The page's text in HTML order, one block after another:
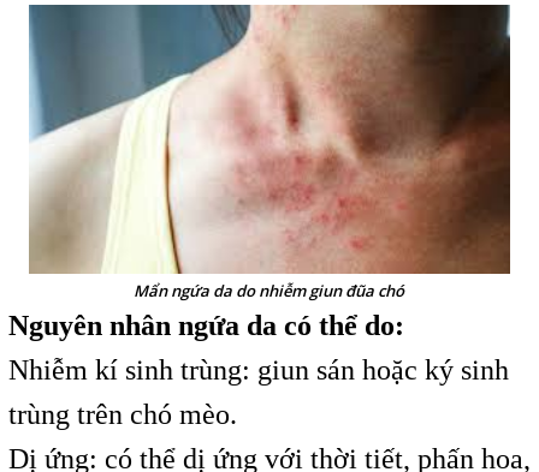
Mẩn ngứa da do nhiễm giun đũa chó
Nguyên nhân ngứa da có thể do:
Nhiễm kí sinh trùng: giun sán hoặc ký sinh
trùng trên chó mèo.
Dị ứng: có thể dị ứng với thời tiết, phấn hoa,